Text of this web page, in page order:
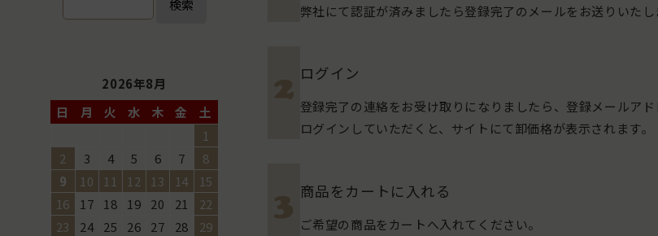
弊社にて認証が済みましたら登録完了のメールをお送りいたし
ログイン
登録完了の連絡をお受け取りになりましたら、登録メールア
ログインしていただくと、サイトにて卸価格が表示されます。
商品をカートに入れる
ご希望の商品をカートへ入れてください。
検索
2026年8月
日
月 火 水 木 金
土
1
2
3 4 5 6 7
8
9
10 11 12 13 14
15
16
17 18 19 20 21
22
23
24 25 26 27 28
29